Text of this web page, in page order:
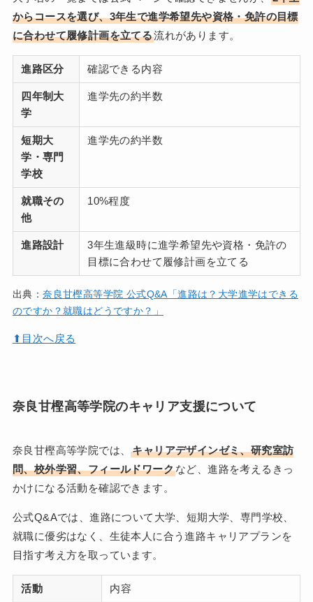
からコースを選び、3年生で進学希望先や資格・免許の目標
に合わせて履修計画を立てる流れがあります。
進路区分 確認できる内容
四年制大
学
進学先の約半数
短期大
学・専門
学校
進学先の約半数
就職その
他
10%程度
進路設計
3年生進級時に進学希望先や資格・免許の
目標に合わせて履修計画を立てる
出典：奈良甘樫高等学院 公式Q&A「進路は？大学進学はできる
のですか？就職はどうですか？」
⬆︎目次へ戻る
奈良甘樫高等学院のキャリア支援について
奈良甘樫高等学院では、キャリアデザインゼミ、研究室訪
問、校外学習、フィールドワークなど、進路を考えるきっ
かけになる活動を確認できます。
公式Q&Aでは、進路について大学、短期大学、専門学校、
就職に優劣はなく、生徒本人に合う進路キャリアプランを
目指す考え方を取っています。
活動 内容